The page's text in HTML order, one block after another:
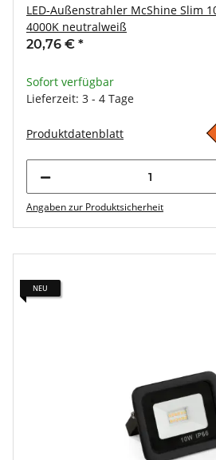
LED-Außenstrahler McShine Slim
4000K neutralweiß
20,76 € *
Sofort verfügbar
Lieferzeit: 3 - 4 Tage
Produktdatenblatt
Angaben zur Produktsicherheit
NEU